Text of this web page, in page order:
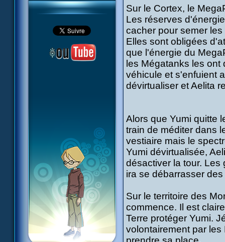
Sur le Cortex, le
Les réserves
cacher pour semer
Elles sont obligées
que l'énergie du
les Mégatanks les ont
véhicule et s'enfuient
dévirtualiser et Aelita
Alors que Yumi quitte
train de méditer dans
vestiaire mais le
Yumi dévirtualisée,
désactiver la tour. Les
ira se débarrasser
Sur le territoire des
commence. Il est
Terre protéger Yumi.
volontairement par